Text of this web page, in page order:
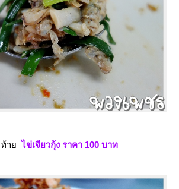
ท้าไข่เจียวกุ้ง ราคา 100 บาท